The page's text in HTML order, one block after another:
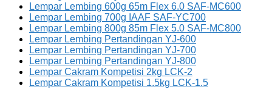
Lempar Lembing 600g 65m Flex 6.0 SAF-MC600
Lempar Lembing 700g IAAF SAF-YC700
Lempar Lembing 800g 85m Flex 5.0 SAF-MC800
Lempar Lembing Pertandingan YJ-600
Lempar Lembing Pertandingan YJ-700
Lempar Lembing Pertandingan YJ-800
Lempar Cakram Kompetisi 2kg LCK-2
Lempar Cakram Kompetisi 1.5kg LCK-1.5